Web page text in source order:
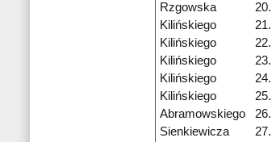
Rzgowska
20.
Kilińskiego
21.
Kilińskiego
22.
Kilińskiego
23.
Kilińskiego
24.
Kilińskiego
25.
Abramowskiego
26.
Sienkiewicza
27.